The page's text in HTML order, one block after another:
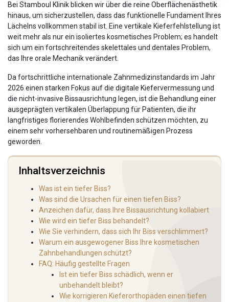
Bei Stamboul Klinik blicken wir über die reine Oberflächenästhetik
hinaus, um sicherzustellen, dass das funktionelle Fundament Ihres
Lächelns vollkommen stabil ist. Eine vertikale Kieferfehlstellung ist
weit mehr als nur ein isoliertes kosmetisches Problem; es handelt
sich um ein fortschreitendes skelettales und dentales Problem,
das Ihre orale Mechanik verändert.
Da fortschrittliche internationale Zahnmedizinstandards im Jahr
2026 einen starken Fokus auf die digitale Kiefervermessung und
die nicht-invasive Bissausrichtung legen, ist die Behandlung einer
ausgeprägten vertikalen Überlappung für Patienten, die ihr
langfristiges florierendes Wohlbefinden schützen möchten, zu
einem sehr vorhersehbaren und routinemäßigen Prozess
geworden.
Inhaltsverzeichnis
Was ist ein tiefer Biss?
Was sind die Ursachen für einen tiefen Biss?
Anzeichen dafür, dass Ihre Bissausrichtung kollabiert
Wie wird ein tiefer Biss behandelt?
Wie Sie verhindern, dass sich Ihr Biss verschlimmert?
Warum ein ausgewogener Biss Ihre kosmetischen
Zahnbehandlungen schützt?
FAQ: Häufig gestellte Fragen
Ist ein tiefer Biss schädlich, wenn er
unbehandelt bleibt?
Wie korrigieren Kieferorthopäden einen tiefen